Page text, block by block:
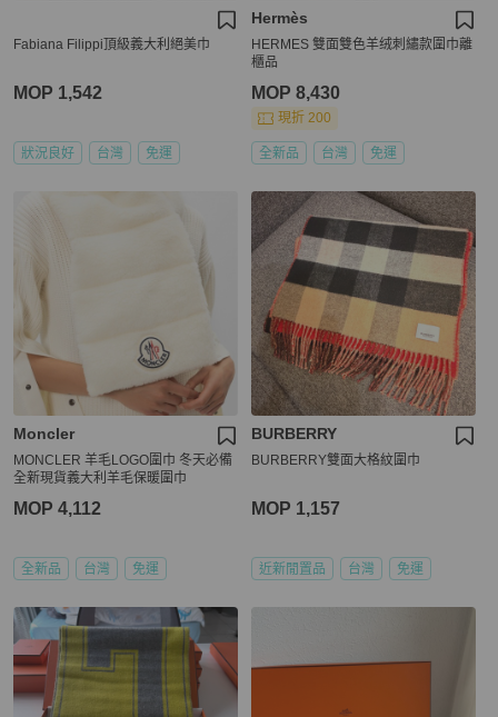
Fabiana Filippi頂級義大利絕美巾
MOP 1,542
狀況良好 台灣 免運
Hermès
HERMES 雙面雙色羊绒刺繡款圍巾離
櫃品
MOP 8,430
現折 200
全新品 台灣 免運
Moncler
MONCLER 羊毛LOGO圍巾 冬天必備
全新現貨義大利羊毛保暖圍巾
MOP 4,112
全新品 台灣 免運
BURBERRY
BURBERRY雙面大格紋圍巾
MOP 1,157
近新閒置品 台灣 免運